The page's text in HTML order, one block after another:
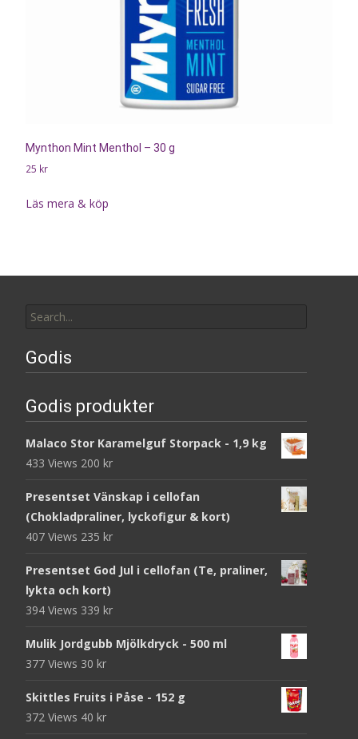
Mynthon Mint Menthol – 30 g
25 kr
Läs mera & köp
for:
Godis
Godis produkter
Malaco Stor Karamelguf Storpack - 1,9 kg
433 Views 200 kr
Presentset Vänskap i cellofan
(Chokladpraliner, lyckofigur & kort)
407 Views 235 kr
Presentset God Jul i cellofan (Te, praliner,
lykta och kort)
394 Views 339 kr
Mulik Jordgubb Mjölkdryck - 500 ml
377 Views 30 kr
Skittles Fruits i Påse - 152 g
372 Views 40 kr